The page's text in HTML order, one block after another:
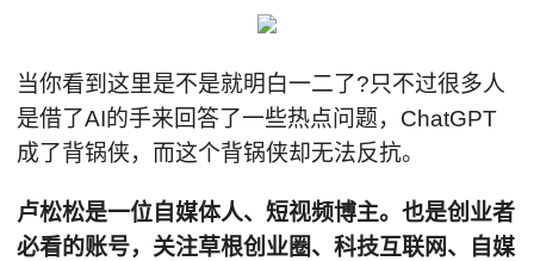
当你看到这里是不是就明白一二了?只不过很多人
是借了AI的手来回答了一些热点问题，ChatGPT
成了背锅侠，而这个背锅侠却无法反抗。
卢松松是一位自媒体人、短视频博主。也是创业者
必看的账号，关注草根创业圈、科技互联网、自媒